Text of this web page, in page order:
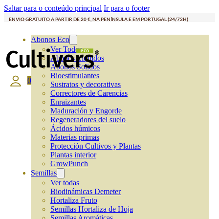
Saltar para o conteúdo principal Ir para o footer
ENVIO GRATUITO A PARTIR DE 20 €, NA PENÍNSULA E EM PORTUGAL (24/72H)
Abonos Eco
Ver Todos
Abonos Líquidos
Abonos Solidos
Bioestimulantes
Sustratos y decorativas
Correctores de Carencias
Enraizantes
Maduración y Engorde
Regeneradores del suelo
Ácidos húmicos
Materias primas
Protección Cultivos y Plantas
Plantas interior
GrowPunch
Semillas
Ver todas
Biodinámicas Demeter
Hortaliza Fruto
Semillas Hortaliza de Hoja
0